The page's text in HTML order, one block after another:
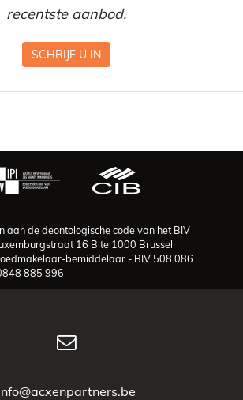
recentste aanbod.
SCHRIJF U IN
aan de deontologische code van het BIV
16 B te 1000 Brussel
bemiddelaar - BIV 508 086
885 996